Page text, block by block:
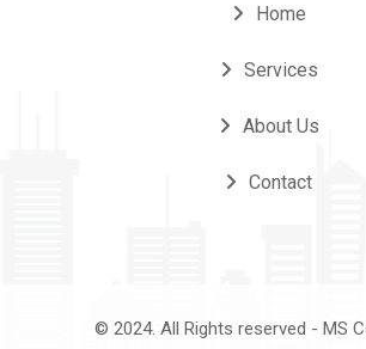
Home
Services
About Us
Contact
© 2024. All Rights reserved - MS